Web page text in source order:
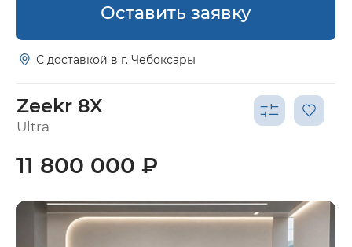
Оставить заявку
С доставкой в г. Чебоксары
Zeekr 8X
Ultra
11 800 000 ₽